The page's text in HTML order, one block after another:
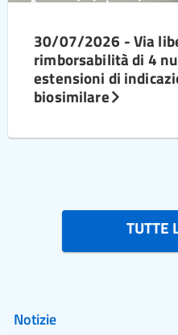
30/07/2026 - Via
rimborsabilità di 4
estensioni di
biosimilare
TUTTE
Notizie